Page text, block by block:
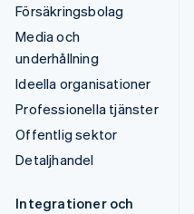
Försäkringsbolag
Media och
underhållning
Ideella organisationer
Professionella tjänster
Offentlig sektor
Detaljhandel
Integrationer och